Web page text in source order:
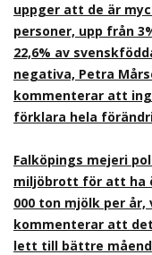
uppger att de är
personer, upp från
22,6% av
negativa, Petra
kommenterar att
förklara hela
Falköpings mejeri
miljöbrott för att ha
000 ton mjölk per år,
kommenterar att
lett till bättre